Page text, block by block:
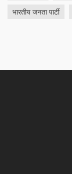
भारतीय जनता पार्टी